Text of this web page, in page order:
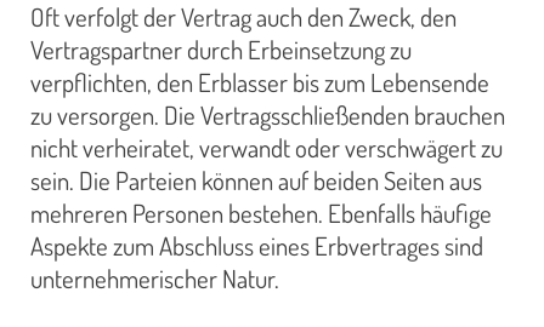
Oft verfolgt der Vertrag auch den Zweck, den
Vertragspartner durch Erbeinsetzung zu
verpflichten, den Erblasser bis zum Lebensende
zu versorgen. Die Vertragsschließenden brauchen
nicht verheiratet, verwandt oder verschwägert zu
sein. Die Parteien können auf beiden Seiten aus
mehreren Personen bestehen. Ebenfalls häufige
Aspekte zum Abschluss eines Erbvertrages sind
unternehmerischer Natur.